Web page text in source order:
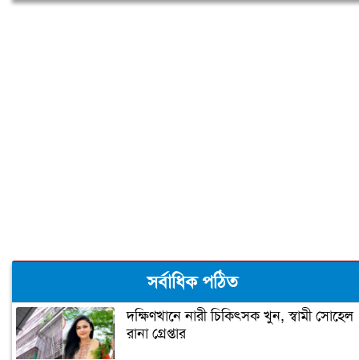
সর্বাধিক পঠিত
দক্ষিণখানে নারী চিকিৎসক খুন, স্বামী সোহেল
রানা গ্রেপ্তার